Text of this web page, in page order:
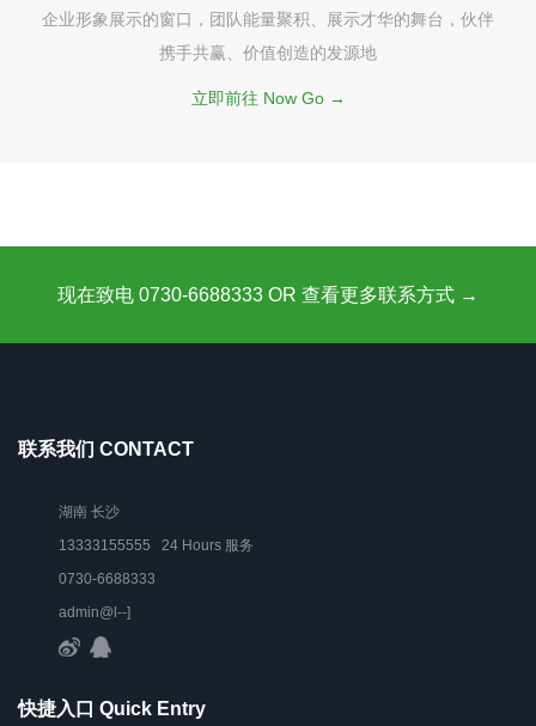
企业形象展示的窗口，团队能量聚积、展示才华的舞台，伙伴
携手共赢、价值创造的发源地
立即前往 Now Go →
现在致电 0730-6688333 OR 查看更多联系方式 →
联系我们 CONTACT
湖南 长沙
13333155555 24 Hours 服务
0730-6688333
admin@l--]
快捷入口 Quick Entry